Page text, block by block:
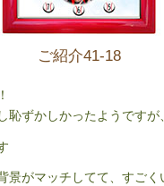
ご紹介41-18
恥ずかしかったようですが
景がマッチしてて、すごく